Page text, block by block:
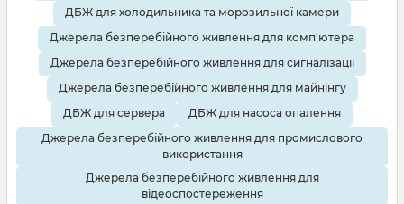
ДБЖ для холодильника та морозильної камери
Джерела безперебійного живлення для комп'ютера
Джерела безперебійного живлення для сигналізації
Джерела безперебійного живлення для майнінгу
ДБЖ для сервера
ДБЖ для насоса опалення
Джерела безперебійного живлення для промислового
використання
Джерела безперебійного живлення для
відеоспостереження